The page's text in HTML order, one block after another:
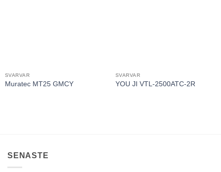
SVARVAR
Muratec MT25 GMCY
SVARVAR
YOU JI VTL-2500ATC-2R
SENASTE